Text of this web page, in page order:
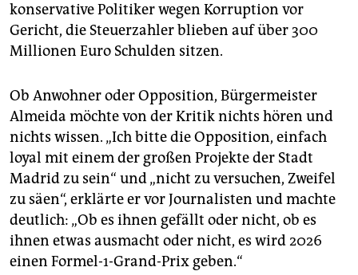
konservative Politiker wegen Korruption vor
Gericht, die Steuerzahler blieben auf über 300
Millionen Euro Schulden sitzen.
Ob Anwohner oder Opposition, Bürgermeister
Almeida möchte von der Kritik nichts hören und
nichts wissen. „Ich bitte die Opposition, einfach
loyal mit einem der großen Projekte der Stadt
Madrid zu sein“ und „nicht zu versuchen, Zweifel
zu säen“, erklärte er vor Journalisten und machte
deutlich: „Ob es ihnen gefällt oder nicht, ob es
ihnen etwas ausmacht oder nicht, es wird 2026
einen Formel-1-Grand-Prix geben.“